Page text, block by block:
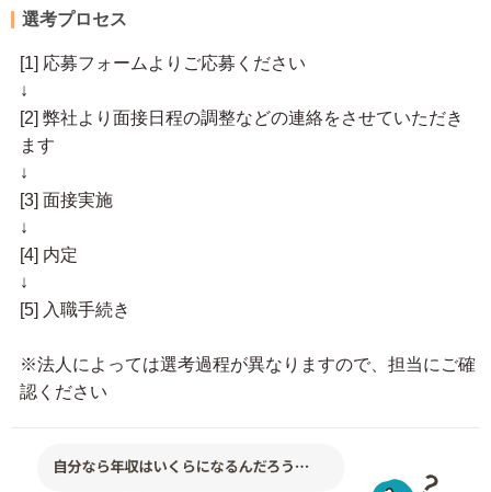
選考プロセス
[1] 応募フォームよりご応募ください
↓
[2] 弊社より面接日程の調整などの連絡をさせていただき
ます
↓
[3] 面接実施
↓
[4] 内定
↓
[5] 入職手続き
※法人によっては選考過程が異なりますので、担当にご確
認ください